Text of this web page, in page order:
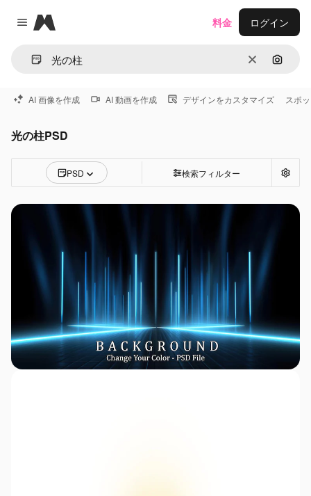
Close menu
Magnific
消去 画像で
料金 ログイン
AI 画像を作成 AI 動画を作成 デザインをカスタマイズ スポ
光の柱PSD
PSD 検索フィルター